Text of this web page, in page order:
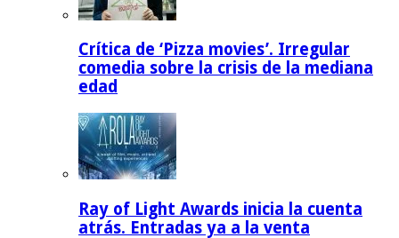
Crítica de ‘Pizza movies’. Irregular
comedia sobre la crisis de la mediana
edad
Ray of Light Awards inicia la cuenta
atrás. Entradas ya a la venta